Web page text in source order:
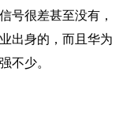
号很差甚至没有，
出身的，而且华为
不少。